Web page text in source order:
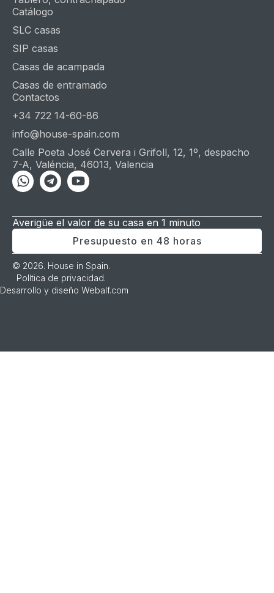
Catálogo
SLC casas
SIP casas
Casas de acampada
Casas de entramado
Contactos
+34 722 14-60-86
info@house-spain.com
Calle Poeta José Cervera i Grifoll, 12, 1º, despacho
7-A, Valéncia, 46013, Valencia
Whatsapp
Telegram
Youtube
Averigüe el valor de su casa en 1 minuto
Presupuesto en 48 horas
© 2026. House in Spain.
Política de privacidad.
Desarrollo y diseño Webalf.com